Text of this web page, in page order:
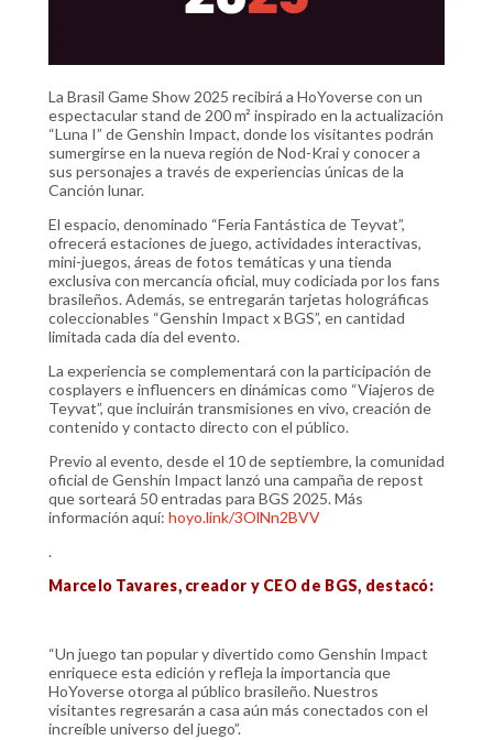
La Brasil Game Show 2025 recibirá a HoYoverse con un
espectacular stand de 200 m² inspirado en la actualización
“Luna I” de Genshin Impact, donde los visitantes podrán
sumergirse en la nueva región de Nod-Krai y conocer a
sus personajes a través de experiencias únicas de la
Canción lunar.
El espacio, denominado “Feria Fantástica de Teyvat”,
ofrecerá estaciones de juego, actividades interactivas,
mini-juegos, áreas de fotos temáticas y una tienda
exclusiva con mercancía oficial, muy codiciada por los fans
brasileños. Además, se entregarán tarjetas holográficas
coleccionables “Genshin Impact x BGS”, en cantidad
limitada cada día del evento.
La experiencia se complementará con la participación de
cosplayers e influencers en dinámicas como “Viajeros de
Teyvat”, que incluirán transmisiones en vivo, creación de
contenido y contacto directo con el público.
Previo al evento, desde el 10 de septiembre, la comunidad
oficial de Genshin Impact lanzó una campaña de repost
que sorteará 50 entradas para BGS 2025. Más
información aquí: hoyo.link/3OlNn2BVV
.
Marcelo Tavares, creador y CEO de BGS, destacó:
“Un juego tan popular y divertido como Genshin Impact
enriquece esta edición y refleja la importancia que
HoYoverse otorga al público brasileño. Nuestros
visitantes regresarán a casa aún más conectados con el
increíble universo del juego”.